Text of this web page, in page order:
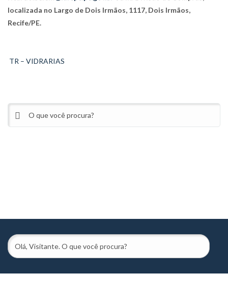
localizada no Largo de Dois Irmãos, 1117, Dois Irmãos,
Recife/PE.
TR – VIDRARIAS